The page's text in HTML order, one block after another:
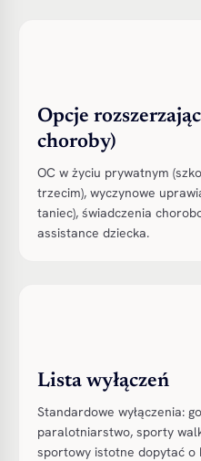
Opcje
choroby)
OC w życiu prywatnym
trzecim), wyczynowe
taniec), świadczenia
assistance dziecka.
Lista wyłączeń
Standardowe wyłączenia:
paralotniarstwo, sporty
sportowy istotne dopytać